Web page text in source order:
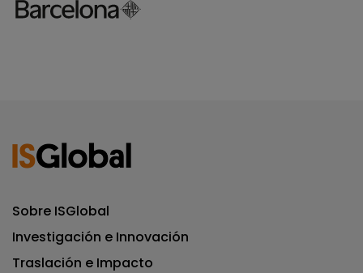
Sobre ISGlobal
Investigación e Innovación
Traslación e Impacto